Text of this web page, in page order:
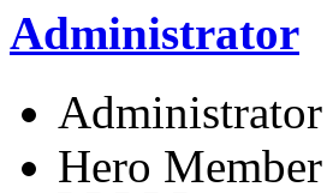
Administrator
Administrator
Hero Member